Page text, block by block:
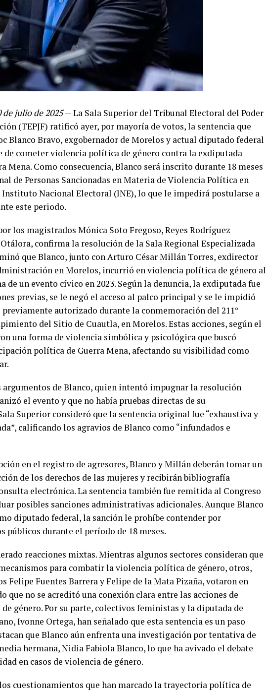
de julio de 2025— La Sala Superior del Tribunal Electoral del Poder
(TEPJF) ratificó ayer, por mayoría de votos, la sentencia que
Blanco Bravo, exgobernador de Morelos y actual diputado federal
de cometer violencia política de género contra la exdiputada
Mena. Como consecuencia, Blanco será inscrito durante 18 meses
de Personas Sancionadas en Materia de Violencia Política en
Instituto Nacional Electoral (INE), lo que le impedirá postularse a
este periodo.
los magistrados Mónica Soto Fregoso, Reyes Rodríguez
confirma la resolución de la Sala Regional Especializada
que Blanco, junto con Arturo César Millán Torres, exdirector
en Morelos, incurrió en violencia política de género al
de un evento cívico en 2023. Según la denuncia, la exdiputada fue
previas, se le negó el acceso al palco principal y se le impidió
autorizado durante la conmemoración del 211°
del Sitio de Cuautla, en Morelos. Estas acciones, según el
una forma de violencia simbólica y psicológica que buscó
política de Guerra Mena, afectando su visibilidad como
argumentos de Blanco, quien intentó impugnar la resolución
el evento y que no había pruebas directas de su
Superior consideró que la sentencia original fue “exhaustiva y
calificando los agravios de Blanco como “infundados e
en el registro de agresores, Blanco y Millán deberán tomar un
de los derechos de las mujeres y recibirán bibliografía
electrónica. La sentencia también fue remitida al Congreso
posibles sanciones administrativas adicionales. Aunque Blanco
diputado federal, la sanción le prohíbe contender por
públicos durante el período de 18 meses.
reacciones mixtas. Mientras algunos sectores consideran que
para combatir la violencia política de género, otros,
Felipe Fuentes Barrera y Felipe de la Mata Pizaña, votaron en
que no se acreditó una conexión clara entre las acciones de
género. Por su parte, colectivos feministas y la diputada de
Ivonne Ortega, han señalado que esta sentencia es un paso
que Blanco aún enfrenta una investigación por tentativa de
hermana, Nidia Fabiola Blanco, lo que ha avivado el debate
en casos de violencia de género.
cuestionamientos que han marcado la trayectoria política de